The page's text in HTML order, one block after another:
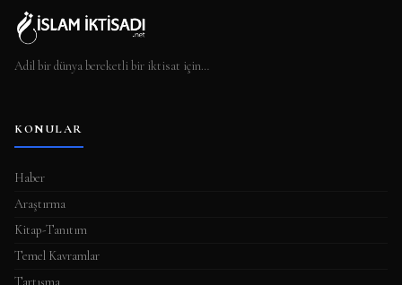
Adil bir dünya bereketli bir iktisat için…
KONULAR
Haber
Araştırma
Kitap-Tanıtım
Temel Kavramlar
Tartışma